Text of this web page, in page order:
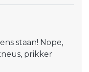
staan! Nope,
prikker